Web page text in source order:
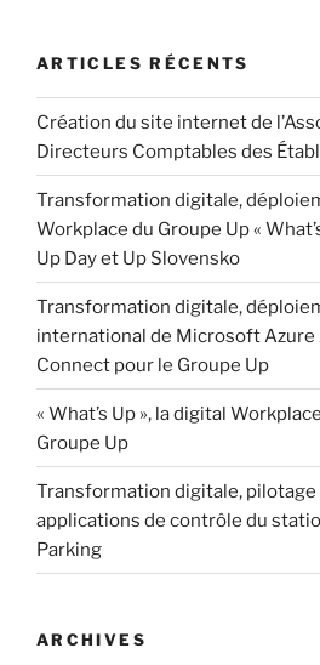
ARTICLES RÉCENTS
Création du site internet de
Directeurs Comptables des
Transformation digitale,
Workplace du Groupe Up «
Up Day et Up Slovensko
Transformation digitale,
international de Microsoft
Connect pour le Groupe Up
« What’s Up », la digital
Groupe Up
Transformation digitale,
applications de contrôle du
Parking
ARCHIVES